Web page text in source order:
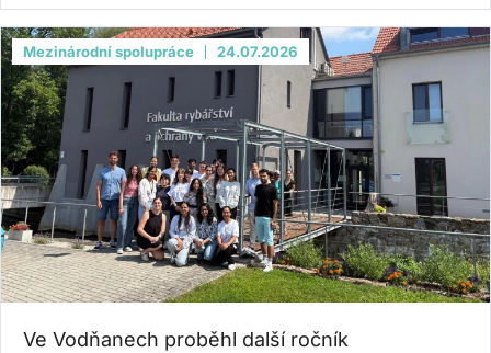
Mezinárodní spolupráce 24.07.2026
Ve Vodňanech proběhl další ročník